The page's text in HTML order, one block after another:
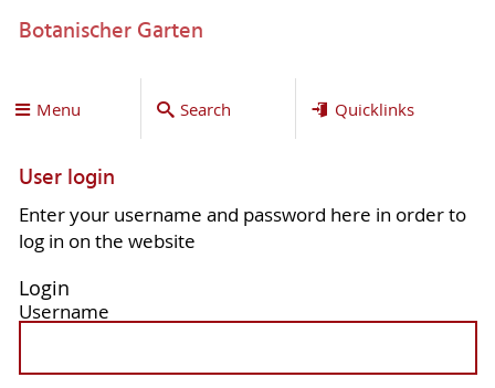
Botanischer Garten
Menu Search Quicklinks
User login
Enter your username and password here in order to
log in on the website
Login
Username